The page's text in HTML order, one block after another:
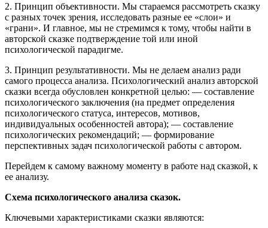
2. Принцип объективности. Мы стараемся рассмотреть сказку
с разных точек зрения, исследовать разные ее «слои» и
«грани». И главное, мы не стремимся к тому, чтобы найти в
авторской сказке подтверждение той или иной
психологической парадигме.
3. Принцип результативности. Мы не делаем анализ ради
самого процесса анализа. Психологический анализ авторской
сказки всегда обусловлен конкретной целью: — составление
психологического заключения (на предмет определения
психологического статуса, интересов, мотивов,
индивидуальных особенностей автора); — составление
психологических рекомендаций; — формирование
перспективных задач психологической работы с автором.
Перейдем к самому важному моменту в работе над сказкой, к
ее анализу.
Схема психологического анализа сказок.
Ключевыми характеристиками сказки являются: